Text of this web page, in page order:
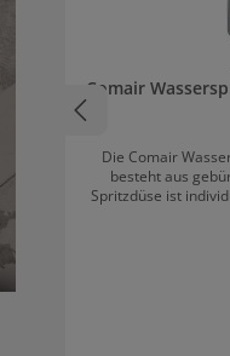
Comair
Die Comair
besteht aus
Spritzdüse ist